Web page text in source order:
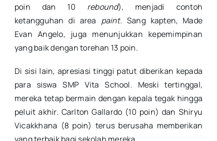
poin dan 10 rebound), menjadi contoh
ketangguhan di area paint. Sang kapten, Made
Evan Angelo, juga menunjukkan kepemimpinan
yang baik dengan torehan 13 poin.
Di sisi lain, apresiasi tinggi patut diberikan kepada
para siswa SMP Vita School. Meski tertinggal,
mereka tetap bermain dengan kepala tegak hingga
peluit akhir. Carlton Gallardo (10 poin) dan Shiryu
Vicakkhana (8 poin) terus berusaha memberikan
yang terbaik bagi sekolah mereka